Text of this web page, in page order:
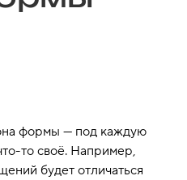
формы — под каждую
то своё. Например,
будет отличаться